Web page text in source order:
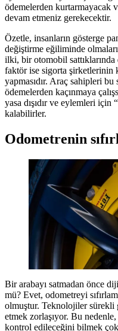
ödemelerden kurtarmayacak
devam etmeniz gerekecektir.
Özetle, insanların gösterge
değiştirme eğiliminde
ilki, bir otomobil
faktör ise sigorta şirketlerinin
yapmasıdır. Araç sahipleri
ödemelerden kaçınmaya
yasa dışıdır ve eylemleri için
kalabilirler.
Odometrenin
Bir arabayı satmadan önce
mü? Evet, odometreyi
olmuştur. Teknolojiler sürekli
etmek zorlaşıyor. Bu nedenle,
kontrol edileceğini bilmek